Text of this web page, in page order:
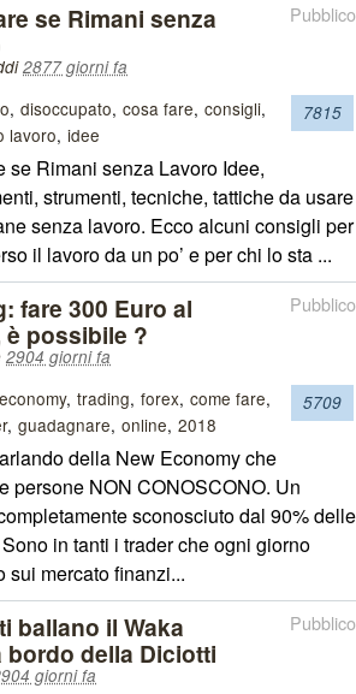
Pubblico
se Rimani senza
2877 giorni fa
7815
disoccupato cosa fare consigli
lavoro idee
se Rimani senza Lavoro Idee,
strumenti, tecniche, tattiche da usare
senza lavoro. Ecco alcuni consigli per
il lavoro da un po’ e per chi lo sta ...
Pubblico
fare 300 Euro al
possibile ?
2904 giorni fa
5709
trading forex come fare
guadagnare online 2018
della New Economy che
persone NON CONOSCONO. Un
sconosciuto dal 90% delle
in tanti i trader che ogni giorno
sui mercato finanzi...
Pubblico
ballano il Waka
bordo della Diciotti
giorni fa